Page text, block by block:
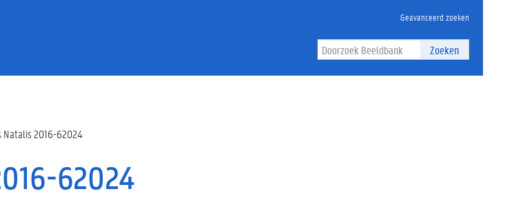
Geavanceerd zoeken
Zoeken
Natalis 2016-62024
62024